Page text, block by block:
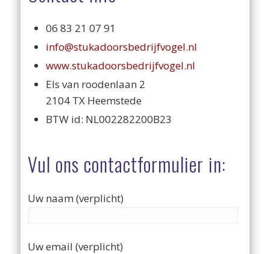
06 83 21 07 91
info@stukadoorsbedrijfvogel.nl
www.stukadoorsbedrijfvogel.nl
Els van roodenlaan 2
2104 TX Heemstede
BTW id: NL002282200B23
Vul ons contactformulier in:
Uw naam (verplicht)
Uw email (verplicht)